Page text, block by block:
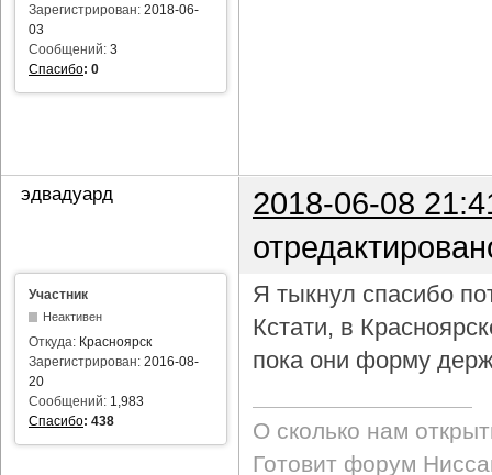
Зарегистрирован: 2018-06-
03
Сообщений: 3
Спасибо: 0
эдвадуард
2018-06-08
Участник
Неактивен
Откуда: Красноярск
Зарегистрирован: 2016-08-
20
Сообщений: 1,983
Спасибо: 438
Я тыкнул спасибо
Кстати, в
пока они форму
О сколько нам
Готовит форум